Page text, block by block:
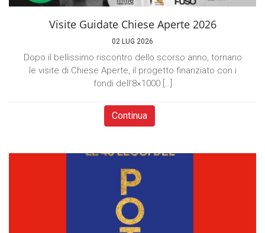
Visite Guidate Chiese Aperte 2026
02 LUG 2026
Dopo il bellissimo riscontro dello scorso anno, tornano
le visite di Chiese Aperte, il progetto finanziato con i
fondi dell’8×1000 […]
Continua